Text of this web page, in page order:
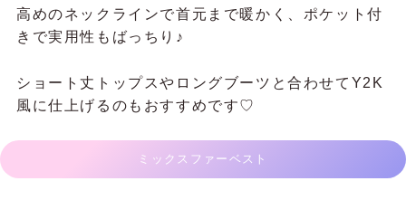
高めのネックラインで首元まで暖かく、ポケット付
きで実用性もばっちり♪
ショート丈トップスやロングブーツと合わせてY2K
風に仕上げるのもおすすめです♡
ミックスファーベスト